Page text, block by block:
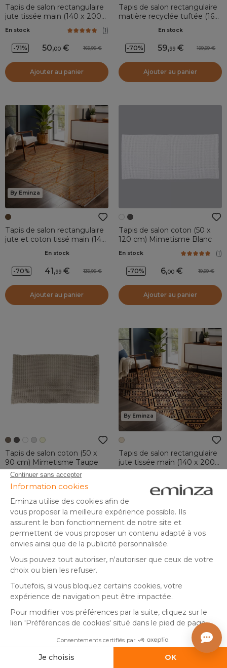
Tapis de salon rectangulaire
jute tissée main (140 x 200
En stock (1)
-71% 50,00 169,99
Ajouter au panier
Tapis de salon rectangulaire
matière recyclée tuftée (160
En stock
-70% 59,99 199,99
Ajouter au panier
By Eminza
Tapis de salon rectangulaire
jute et coton tissé main (140
En stock
-70% 41,99 139,99
Ajouter au panier
Tapis de salon coton (50 x
120 cm) Mimetisme Blanc
En stock (1)
-70% 6,00 19,99
Ajouter au panier
Tapis de salon coton (50 x
90 cm) Mimetisme Taupe
En stock
Ajouter au panier
By Eminza
Tapis de salon rectangulaire
jute tissée main (140 x 200
cm) Meera Beige
59 ,99 199,99
Ajouter au panier
By Eminza